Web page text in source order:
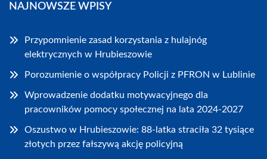
NAJNOWSZE WPISY
Przypomnienie zasad korzystania z hulajnóg
elektrycznych w Hrubieszowie
Porozumienie o współpracy Policji z PFRON w Lublinie
Wprowadzenie dodatku motywacyjnego dla
pracowników pomocy społecznej na lata 2024-2027
Oszustwo w Hrubieszowie: 88-latka straciła 32 tysiące
złotych przez fałszywą akcję policyjną